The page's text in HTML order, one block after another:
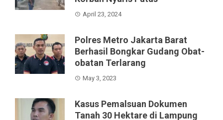
April 23, 2024
Polres Metro Jakarta Barat
Berhasil Bongkar Gudang Obat-
obatan Terlarang
May 3, 2023
Kasus Pemalsuan Dokumen
Tanah 30 Hektare di Lampung